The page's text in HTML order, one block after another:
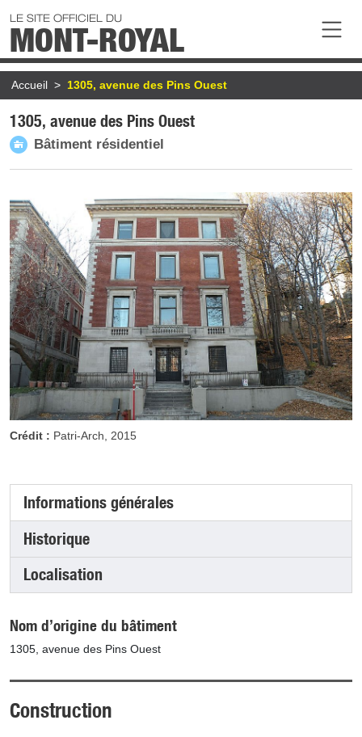
LE SITE OFFICIEL DU
MONT-ROYAL
Fil d'Ariane
Accueil 1305, avenue des Pins Ouest
1305, avenue des Pins Ouest
Bâtiment résidentiel
Crédit : Patri-Arch, 2015
Informations générales
(onglet actif)
Historique
Localisation
Nom d’origine du bâtiment
1305, avenue des Pins Ouest
Construction